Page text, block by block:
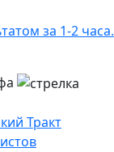
за 1-2 часа.
Тракт